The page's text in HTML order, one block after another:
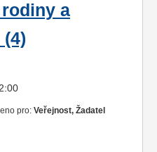
a
pro: Veřejnost, Žadatel